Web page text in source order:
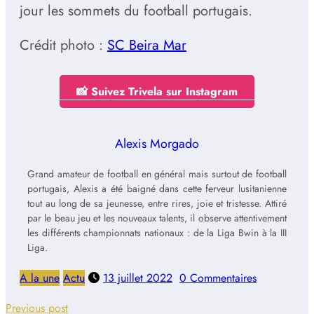
jour les sommets du football portugais.
Crédit photo : SC Beira Mar
📸 Suivez Trivela sur Instagram
Alexis Morgado
Grand amateur de football en général mais surtout de football
portugais, Alexis a été baigné dans cette ferveur lusitanienne
tout au long de sa jeunesse, entre rires, joie et tristesse. Attiré
par le beau jeu et les nouveaux talents, il observe attentivement
les différents championnats nationaux : de la Liga Bwin à la III
Liga.
A la une Actu 13 juillet 2022 0 Commentaires
Previous post